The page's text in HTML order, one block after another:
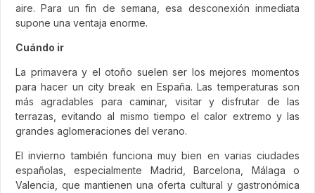
aire. Para un fin de semana, esa desconexión inmediata
supone una ventaja enorme.
Cuándo ir
La primavera y el otoño suelen ser los mejores momentos
para hacer un city break en España. Las temperaturas son
más agradables para caminar, visitar y disfrutar de las
terrazas, evitando al mismo tiempo el calor extremo y las
grandes aglomeraciones del verano.
El invierno también funciona muy bien en varias ciudades
españolas, especialmente Madrid, Barcelona, Málaga o
Valencia, que mantienen una oferta cultural y gastronómica